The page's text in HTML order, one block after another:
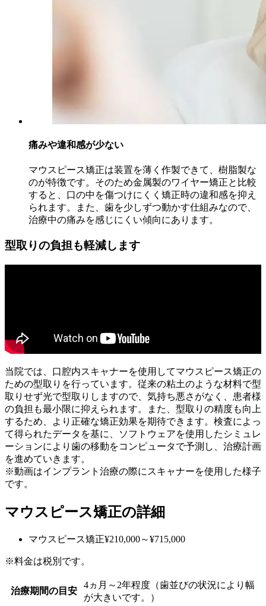
痛みや違和感が少ない
マウスピース矯正は装置を薄く作製できて、樹脂製な
のが特徴です。そのため金属製のワイヤー矯正と比較
すると、口の中を傷つけにくく矯正時の違和感を抑え
られます。また、歯を少しずつ動かす仕組みなので、
治療中の痛みを感じにくい傾向にあります。
型取りの負担も軽減します
当院では、口腔内スキャナーを使用してマウスピース矯正の
ための型取りを行っています。従来の粘土のような材料で型
取りせず光で型取りしますので、気持ち悪さがなく、患者様
の負担も最小限に抑えられます。また、型取りの精度も向上
するため、より正確な矯正効果を期待できます。検査によっ
て得られたデータを基に、ソフトウェアを使用したシミュレ
ーションにより歯の移動をコンピュータで予測し、治療計画
を進めていきます。
※動画はインプラント治療の際にスキャナーを使用した様子
です。
マウスピース矯正の詳細
マウスピース矯正¥210,000～¥715,000
※料金は税別です。
治療期間の目安
4ヵ月～2年程度（歯並びの状況により幅
が大きいです。）